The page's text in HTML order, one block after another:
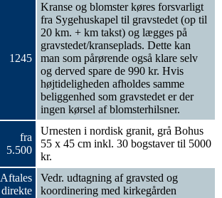
1245
Kranse og blomster køres forsvarligt
fra Sygehuskapel til gravstedet (op til
20 km. + km takst) og lægges på
gravstedet/kranseplads. Dette kan
man som pårørende også klare selv
og derved spare de 990 kr. Hvis
højtideligheden afholdes samme
beliggenhed som gravstedet er der
ingen kørsel af blomsterhilsner.
fra
5.500
Urnesten i nordisk granit, grå Bohus
55 x 45 cm inkl. 30 bogstaver til 5000
kr.
Aftales
direkte
Vedr. udtagning af gravsted og
koordinering med kirkegården